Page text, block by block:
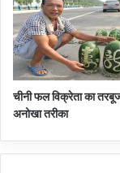
चीनी फल विक्रेता का
अनोखा तरीका